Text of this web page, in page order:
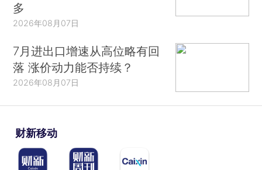
多
2026年08月07日
7月进出口增速从高位略有回
落 涨价动力能否持续？
2026年08月07日
财新移动